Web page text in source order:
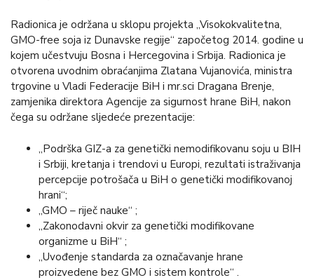
Radionica je održana u sklopu projekta „Visokokvalitetna,
GMO-free soja iz Dunavske regije“ započetog 2014. godine u
kojem učestvuju Bosna i Hercegovina i Srbija. Radionica je
otvorena uvodnim obraćanjima Zlatana Vujanovića, ministra
trgovine u Vladi Federacije BiH i mr.sci Dragana Brenje,
zamjenika direktora Agencije za sigurnost hrane BiH, nakon
čega su održane sljedeće prezentacije:
„Podrška GIZ-a za genetički nemodifikovanu soju u BIH
i Srbiji, kretanja i trendovi u Europi, rezultati istraživanja
percepcije potrošača u BiH o genetički modifikovanoj
hrani“;
„GMO – riječ nauke“ ;
„Zakonodavni okvir za genetički modifikovane
organizme u BiH“ ;
„Uvođenje standarda za označavanje hrane
proizvedene bez GMO i sistem kontrole“ .